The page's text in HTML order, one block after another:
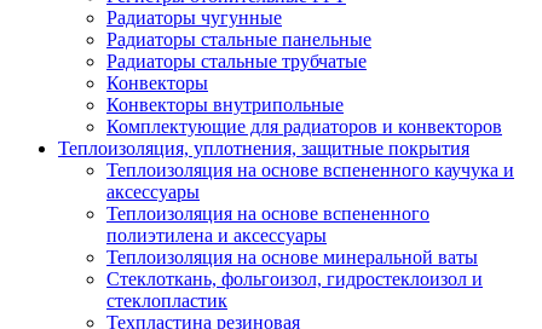
Радиаторы чугунные
Радиаторы стальные панельные
Радиаторы стальные трубчатые
Конвекторы
Конвекторы внутрипольные
Комплектующие для радиаторов и конвекторов
Теплоизоляция, уплотнения, защитные покрытия
Теплоизоляция на основе вспененного каучука и
аксессуары
Теплоизоляция на основе вспененного
полиэтилена и аксессуары
Теплоизоляция на основе минеральной ваты
Стеклоткань, фольгоизол, гидростеклоизол и
стеклопластик
Техпластина резиновая